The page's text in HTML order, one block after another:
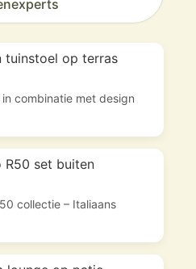
combinatie met design
collectie – Italiaans